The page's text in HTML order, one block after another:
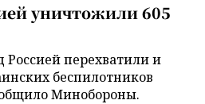
уничтожили 605
Россией перехватили и
беспилотников
Минобороны.